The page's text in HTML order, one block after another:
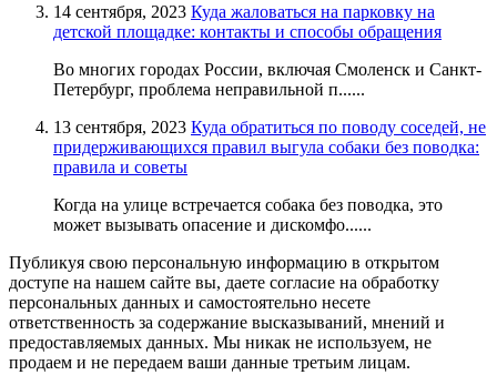
14 сентября, 2023 Куда жаловаться на парковку на
детской площадке: контакты и способы обращения
Во многих городах России, включая Смоленск и Санкт-
Петербург, проблема неправильной п......
13 сентября, 2023 Куда обратиться по поводу соседей, не
придерживающихся правил выгула собаки без поводка:
правила и советы
Когда на улице встречается собака без поводка, это
может вызывать опасение и дискомфо......
Публикуя свою персональную информацию в открытом
доступе на нашем сайте вы, даете согласие на обработку
персональных данных и самостоятельно несете
ответственность за содержание высказываний, мнений и
предоставляемых данных. Мы никак не используем, не
продаем и не передаем ваши данные третьим лицам.